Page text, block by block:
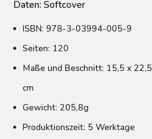
Daten: Softcover
ISBN: 978-3-03994-005-9
Seiten: 120
Maße und Beschnitt: 15,5 x 22,5
cm
Gewicht: 205,8g
Produktionszeit: 5 Werktage